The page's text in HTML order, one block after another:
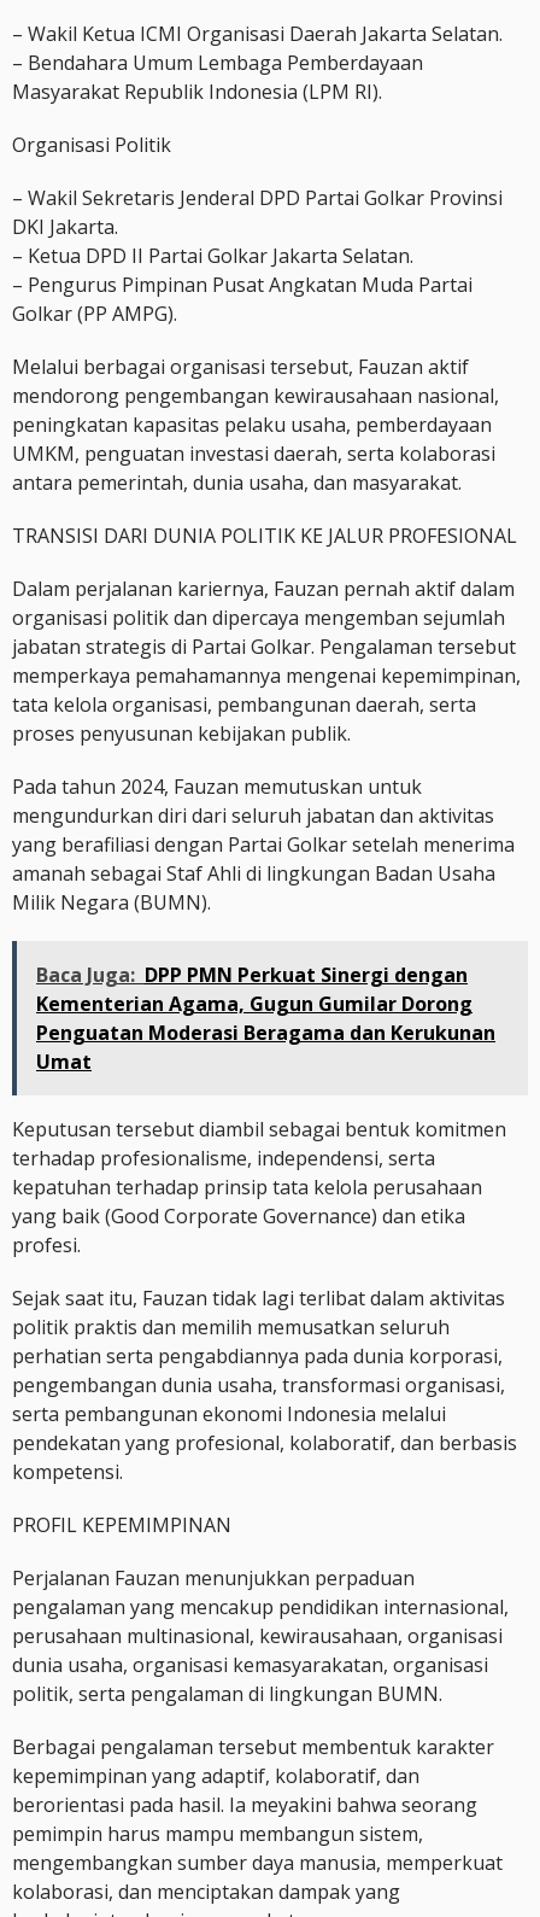
– Wakil Ketua ICMI Organisasi Daerah Jakarta Selatan.
– Bendahara Umum Lembaga Pemberdayaan
Masyarakat Republik Indonesia (LPM RI).
Organisasi Politik
– Wakil Sekretaris Jenderal DPD Partai Golkar Provinsi
DKI Jakarta.
– Ketua DPD II Partai Golkar Jakarta Selatan.
– Pengurus Pimpinan Pusat Angkatan Muda Partai
Golkar (PP AMPG).
Melalui berbagai organisasi tersebut, Fauzan aktif
mendorong pengembangan kewirausahaan nasional,
peningkatan kapasitas pelaku usaha, pemberdayaan
UMKM, penguatan investasi daerah, serta kolaborasi
antara pemerintah, dunia usaha, dan masyarakat.
TRANSISI DARI DUNIA POLITIK KE JALUR PROFESIONAL
Dalam perjalanan kariernya, Fauzan pernah aktif dalam
organisasi politik dan dipercaya mengemban sejumlah
jabatan strategis di Partai Golkar. Pengalaman tersebut
memperkaya pemahamannya mengenai kepemimpinan,
tata kelola organisasi, pembangunan daerah, serta
proses penyusunan kebijakan publik.
Pada tahun 2024, Fauzan memutuskan untuk
mengundurkan diri dari seluruh jabatan dan aktivitas
yang berafiliasi dengan Partai Golkar setelah menerima
amanah sebagai Staf Ahli di lingkungan Badan Usaha
Milik Negara (BUMN).
Baca Juga: DPP PMN Perkuat Sinergi dengan
Kementerian Agama, Gugun Gumilar Dorong
Penguatan Moderasi Beragama dan Kerukunan
Umat
Keputusan tersebut diambil sebagai bentuk komitmen
terhadap profesionalisme, independensi, serta
kepatuhan terhadap prinsip tata kelola perusahaan
yang baik (Good Corporate Governance) dan etika
profesi.
Sejak saat itu, Fauzan tidak lagi terlibat dalam aktivitas
politik praktis dan memilih memusatkan seluruh
perhatian serta pengabdiannya pada dunia korporasi,
pengembangan dunia usaha, transformasi organisasi,
serta pembangunan ekonomi Indonesia melalui
pendekatan yang profesional, kolaboratif, dan berbasis
kompetensi.
PROFIL KEPEMIMPINAN
Perjalanan Fauzan menunjukkan perpaduan
pengalaman yang mencakup pendidikan internasional,
perusahaan multinasional, kewirausahaan, organisasi
dunia usaha, organisasi kemasyarakatan, organisasi
politik, serta pengalaman di lingkungan BUMN.
Berbagai pengalaman tersebut membentuk karakter
kepemimpinan yang adaptif, kolaboratif, dan
berorientasi pada hasil. Ia meyakini bahwa seorang
pemimpin harus mampu membangun sistem,
mengembangkan sumber daya manusia, memperkuat
kolaborasi, dan menciptakan dampak yang